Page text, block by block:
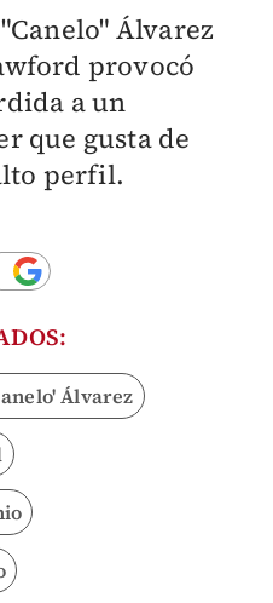
Álvarez
provocó
a un
que gusta de
perfil.
Álvarez